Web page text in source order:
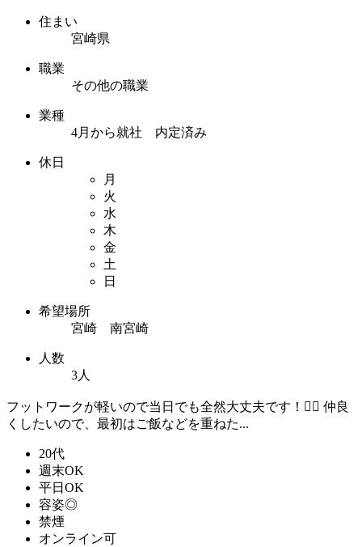
住まい
宮崎県
職業
その他の職業
業種
4月から就社 内定済み
休日
月
火
水
木
金
土
日
希望場所
宮崎 南宮崎
人数
3人
フットワークが軽いので当日でも全然大丈夫です！🙆‍♂️ 仲良
くしたいので、最初はご飯などを重ねた...
20代
週末OK
平日OK
容姿◎
禁煙
オンライン可